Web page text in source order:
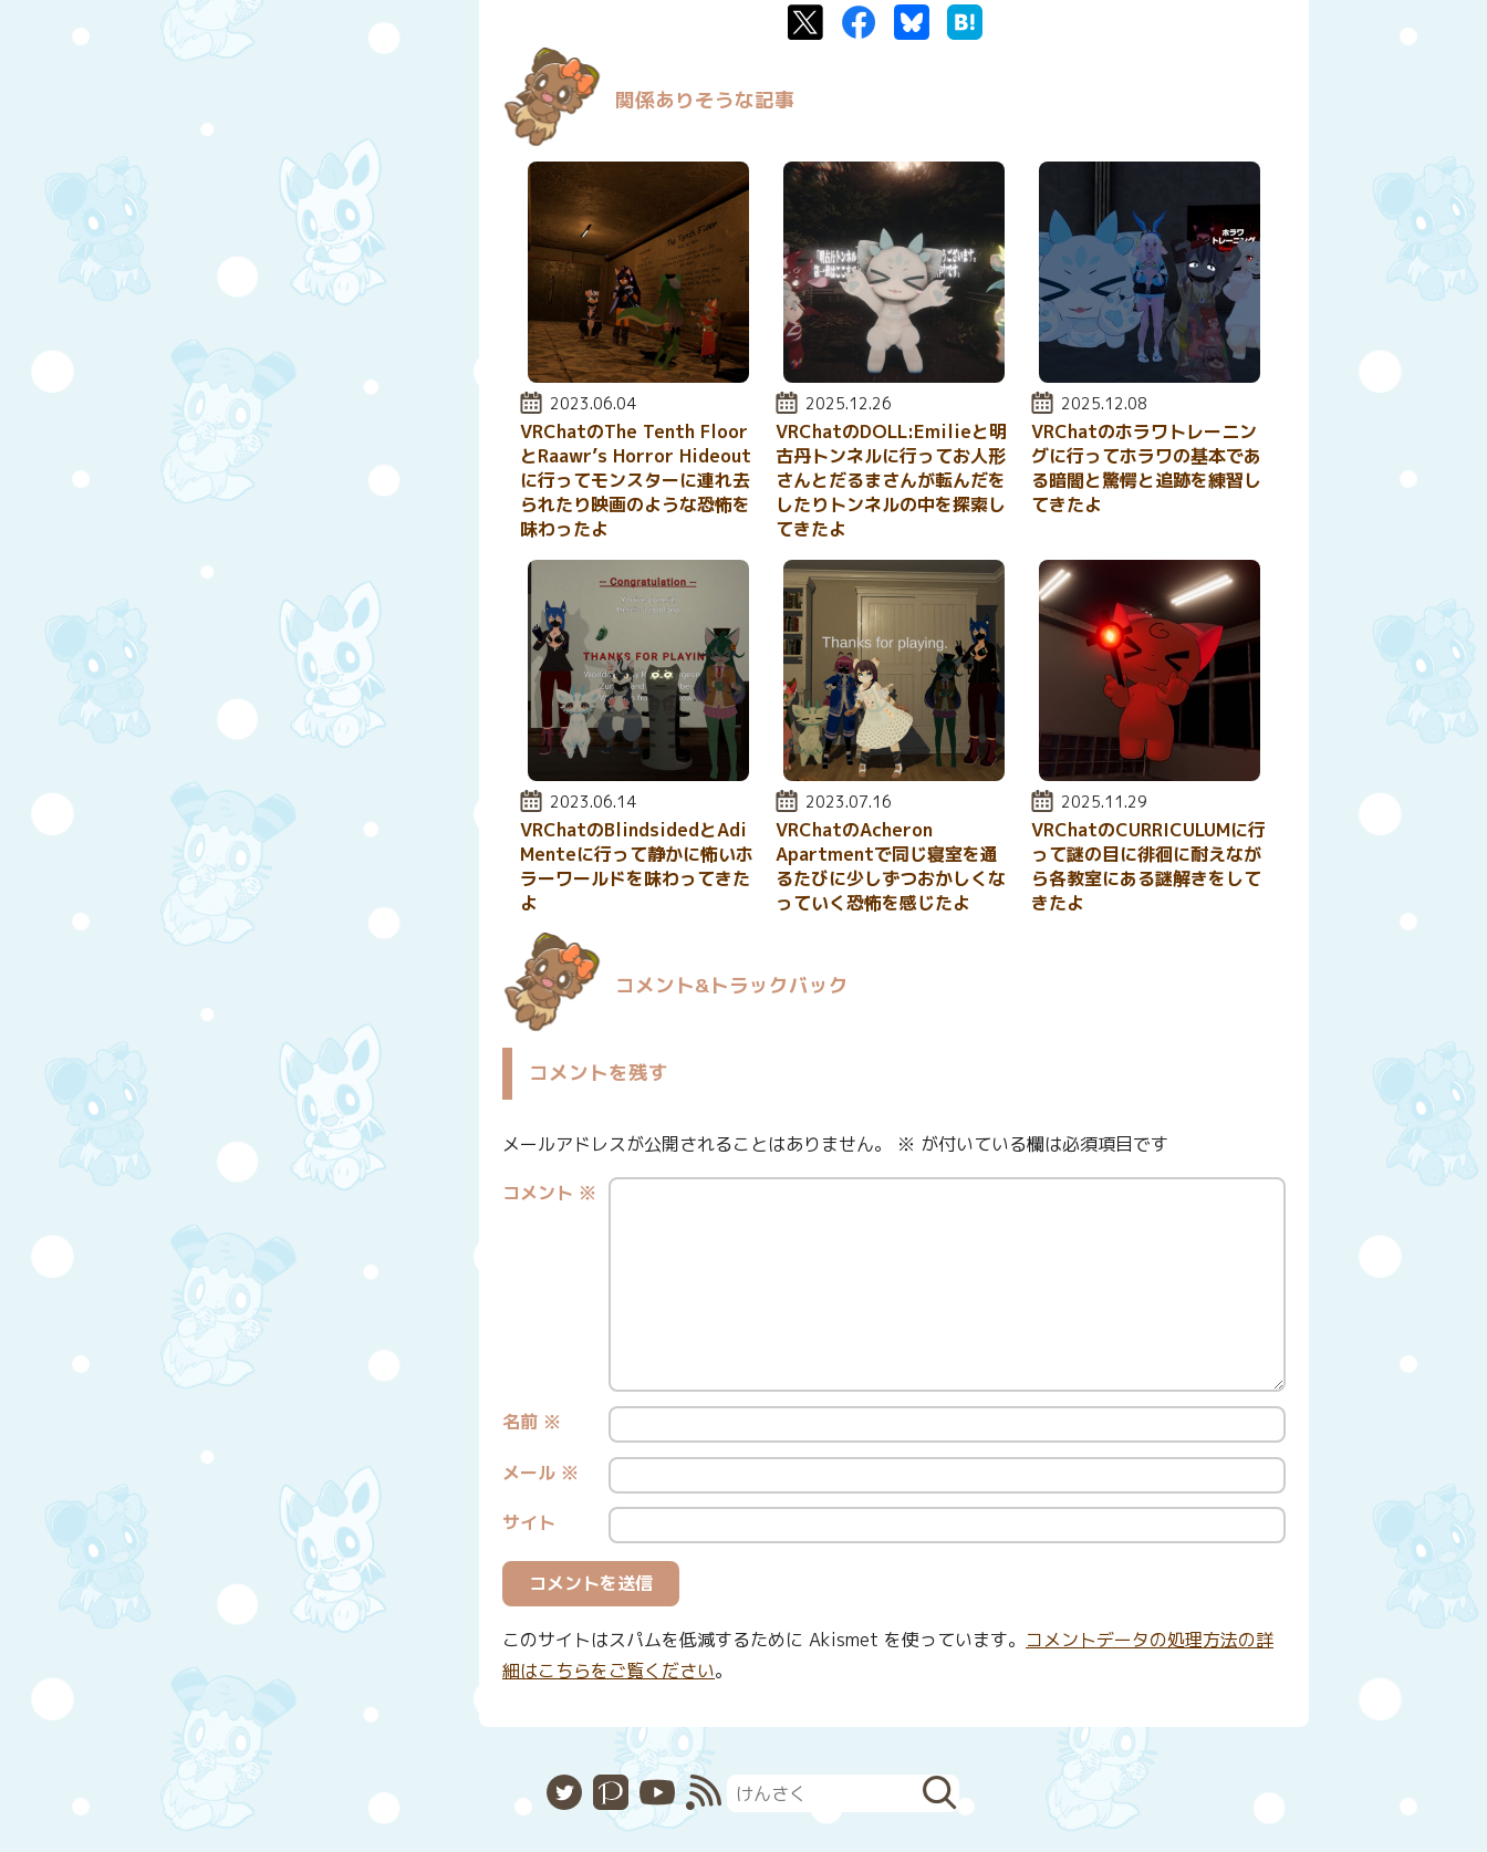
TwitterFacebookBluesky
関係ありそうな記事
投稿日:
2023.06.04
VRChatのThe Tenth Floor
とRaawr’s Horror Hideout
に行ってモンスターに連れ去
られたり映画のような恐怖を
味わったよ
投稿日:
2025.12.26
VRChatのDOLL:Emilieと明
古丹トンネルに行ってお人形
さんとだるまさんが転んだを
したりトンネルの中を探索し
てきたよ
投稿日:
2025.12.08
VRChatのホラワトレーニン
グに行ってホラワの基本であ
る暗闇と驚愕と追跡を練習し
てきたよ
投稿日:
2023.06.14
VRChatのBlindsidedとAdi
Menteに行って静かに怖いホ
ラーワールドを味わってきた
よ
投稿日:
2023.07.16
VRChatのAcheron
Apartmentで同じ寝室を通
るたびに少しずつおかしくな
っていく恐怖を感じたよ
投稿日:
2025.11.29
VRChatのCURRICULUMに行
って謎の目に徘徊に耐えなが
ら各教室にある謎解きをして
きたよ
コメント&トラックバック
コメントを残す
メールアドレスが公開されることはありません。 ※ が付いている欄は必須項目です
コメント ※
名前 ※
メール ※
サイト
このサイトはスパムを低減するために Akismet を使っています。 コメントデータの処理方法の詳
細はこちらをご覧ください。
X PixivYouTube
RSS